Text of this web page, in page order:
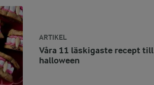
ARTIKEL
Våra 11 läskigaste recept till
halloween